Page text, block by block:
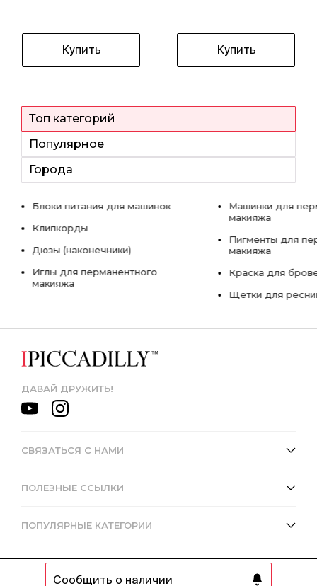
Сообщить о наличии
Купить Купить
Топ категорий
Популярное
Города
Блоки питания для машинок
Клипкорды
Дюзы (наконечники)
Иглы для перманентного
макияжа
Машинки для
макияжа
Пигменты для
макияжа
Краска для
Щетки для
ДАВАЙ ДРУЖИТЬ!
СВЯЗАТЬСЯ С НАМИ
ПОЛЕЗНЫЕ ССЫЛКИ
ПОПУЛЯРНЫЕ КАТЕГОРИИ